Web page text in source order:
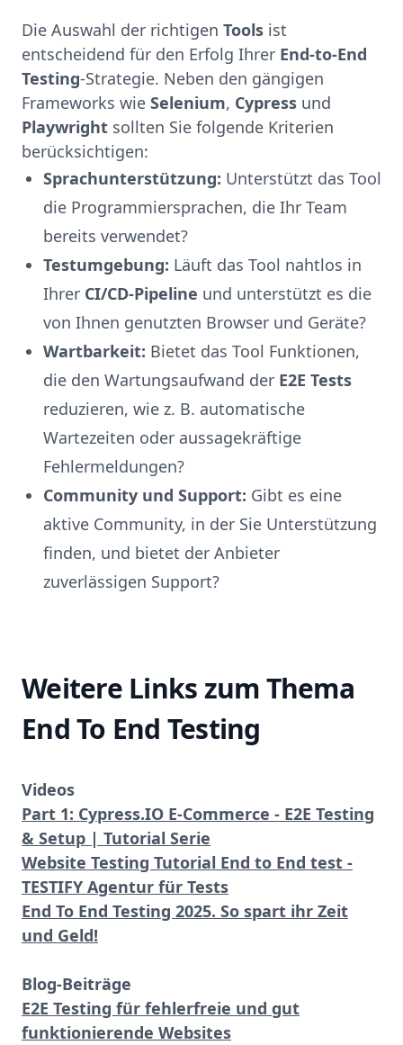
Die Auswahl der richtigen Tools ist
entscheidend für den Erfolg Ihrer End-to-End
Testing-Strategie. Neben den gängigen
Frameworks wie Selenium, Cypress und
Playwright sollten Sie folgende Kriterien
berücksichtigen:
Sprachunterstützung: Unterstützt das Tool
die Programmiersprachen, die Ihr Team
bereits verwendet?
Testumgebung: Läuft das Tool nahtlos in
Ihrer CI/CD-Pipeline und unterstützt es die
von Ihnen genutzten Browser und Geräte?
Wartbarkeit: Bietet das Tool Funktionen,
die den Wartungsaufwand der E2E Tests
reduzieren, wie z. B. automatische
Wartezeiten oder aussagekräftige
Fehlermeldungen?
Community und Support: Gibt es eine
aktive Community, in der Sie Unterstützung
finden, und bietet der Anbieter
zuverlässigen Support?
Weitere Links zum Thema
End To End Testing
Videos
Part 1: Cypress.IO E-Commerce - E2E Testing
& Setup | Tutorial Serie
Website Testing Tutorial End to End test -
TESTIFY Agentur für Tests
End To End Testing 2025. So spart ihr Zeit
und Geld!
Blog-Beiträge
E2E Testing für fehlerfreie und gut
funktionierende Websites